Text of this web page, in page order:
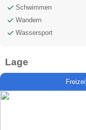
Schwimmen
Wandern
Wassersport
Lage